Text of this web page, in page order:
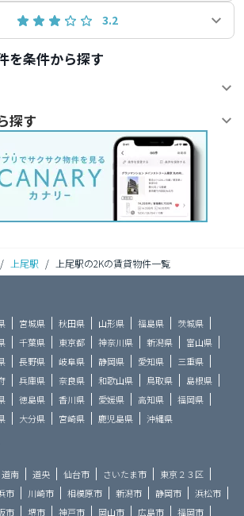
3.2
を条件から探す
探す
/ 上尾駅 / 上尾駅の2Kの賃貸物件一覧
宮城県 秋田県 山形県 福島県
茨城県
千葉県 東京都 神奈川県 新潟県
富山県
長野県 岐阜県 静岡県 愛知県
三重県
兵庫県 奈良県 和歌山県 鳥取県
島根県
徳島県 香川県 愛媛県 高知県
福岡県
大分県 宮崎県 鹿児島県 沖縄県
道南 道央 仙台市 さいたま市
東京２３区
市 川崎市 相模原市 新潟市 静岡市
浜松市
市 堺市 神戸市 岡山市 広島市 福岡市